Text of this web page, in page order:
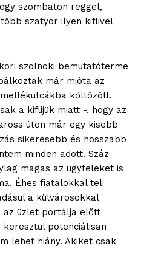
szombaton reggel,
szatyor ilyen kiflivel
szolnoki bemutatóterme
már mióta az
költözött.
a kiflijük miatt -, hogy az
úton már egy kisebb
sikeresebb és hosszabb
minden adott. Száz
magas az ügyfeleket is
Éhes fiatalokkal teli
a külvárosokkal
az üzlet portálja előtt
potenciálisan
lehet hiány. Akiket csak